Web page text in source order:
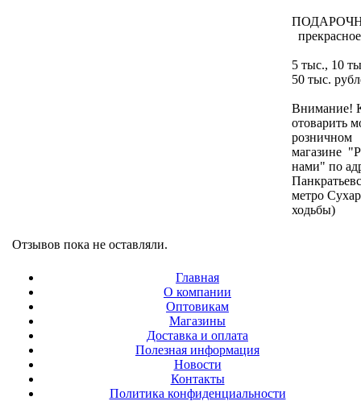
5 тыс., 10
50 тыс.
Внимание!
отоварить
розничном
магазине
нами" по
метро
ходьбы)
Отзывов пока не оставляли.
Главная
О компании
Оптовикам
Магазины
Доставка и оплата
Полезная информация
Новости
Контакты
Политика конфиденциальности